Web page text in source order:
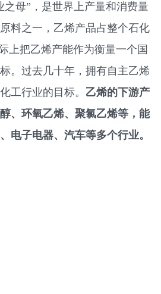
之母”，是世界上产量和消费量
料之一，乙烯产品占整个石化
上把乙烯产能作为衡量一个国
。过去几十年，拥有自主乙烯
工行业的目标。 乙烯的下游产
、环氧乙烯、聚氯乙烯等，能
电子电器、汽车等多个行业。